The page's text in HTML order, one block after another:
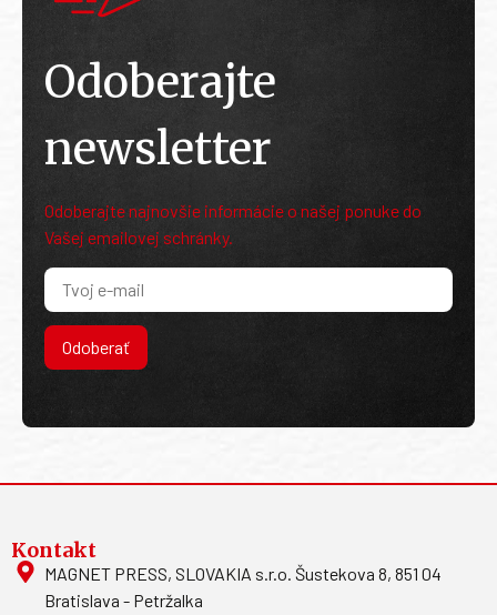
Odoberajte
newsletter
Odoberajte najnovšie informácie o našej ponuke do
Vašej emailovej schránky.
Odoberať
Kontakt
MAGNET PRESS, SLOVAKIA s.r.o. Šustekova 8, 851 04
Bratislava - Petržalka